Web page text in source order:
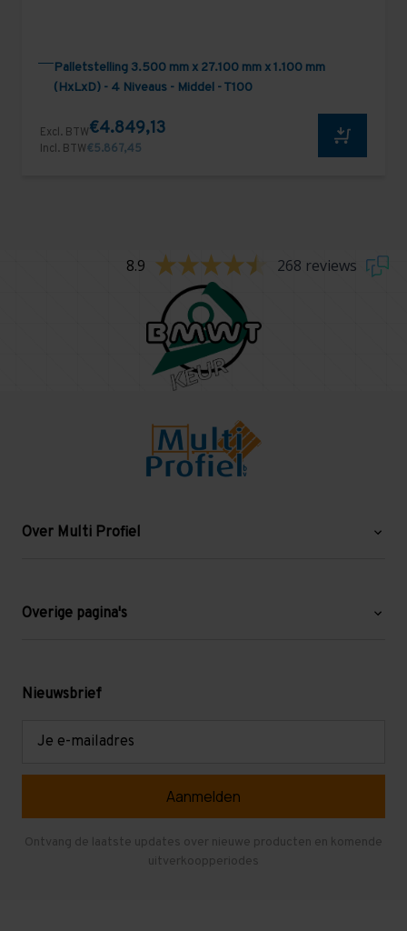
Palletstelling 3.500 mm x 27.100 mm x 1.100 mm
(HxLxD) - 4 Niveaus - Middel - T100
Excl. BTW€4.849,13
Incl. BTW€5.867,45
8.9 268 reviews
Over Multi Profiel
Blog
Levering en afhalen
Overige pagina's
Mezzanine
Gebruikte entresolvloeren
Nieuwsbrief
Ontvang de laatste updates over nieuwe producten en komende
uitverkoopperiodes